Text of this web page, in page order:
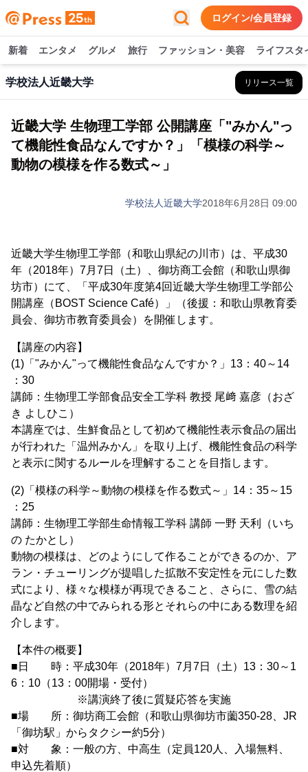
ログイン/会員登録
新着 エンタメ グルメ 旅行 ファッション・美容 ライフスタ
学校法人近畿大学 リリース一覧
近畿大学 生物理工学部 公開講座「"みかん"っ
て機能性食品なんですか？」「模様の科学～
動物の模様を作る数式～」
学校法人近畿大学2018年6月28日 09:00
近畿大学生物理工学部（和歌山県紀の川市）は、平成30
年（2018年）7月7日（土）、御坊商工会館（和歌山県御
坊市）にて、「平成30年度第4回近畿大学生物理工学部公
開講座（BOST Science Café）」（後援：和歌山県教育委
員会、御坊市教育委員会）を開催します。
【講座の内容】
(1)「"みかん"って機能性食品なんですか？」13：40～14
：30
講師：生物理工学部食品安全工学科 教授 尾﨑 嘉彦（おざ
き よしひこ）
本講座では、生鮮食品として初めて機能性表示食品の届出
が行われた「温州みかん」を取り上げ、機能性食品の科学
と表示に関するルールを理解することを目指します。
(2)「模様の科学～動物の模様を作る数式～」14：35～15
：25
講師：生物理工学部生命情報工学科 講師 一野 天利（いち
の たかとし）
動物の模様は、どのようにして作ることができるのか、ア
ラン・チューリングが提唱した拡散不安定性を元にした数
式により、様々な模様が再現できること、さらに、雪の結
晶など自然の中でみられる形とそれらの中にある数理を紹
介します。
【本件の概要】
■日 時：平成30年（2018年）7月7日（土）13：30～1
6：10（13：00開場・受付）
※講演終了後に質疑応答を実施
■場 所：御坊商工会館（和歌山県御坊市薗350-28、JR
「御坊駅」からタクシー約5分）
■対 象：一般の方、中高生（定員120人、入場無料、
申込先着順）